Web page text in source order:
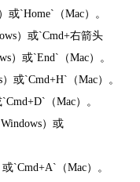
或`Home`（Mac）。
）或`Cmd+右箭头
）或`End`（Mac）。
或`Cmd+H`（Mac）。
（Mac）。
）或
`Cmd+A`（Mac）。